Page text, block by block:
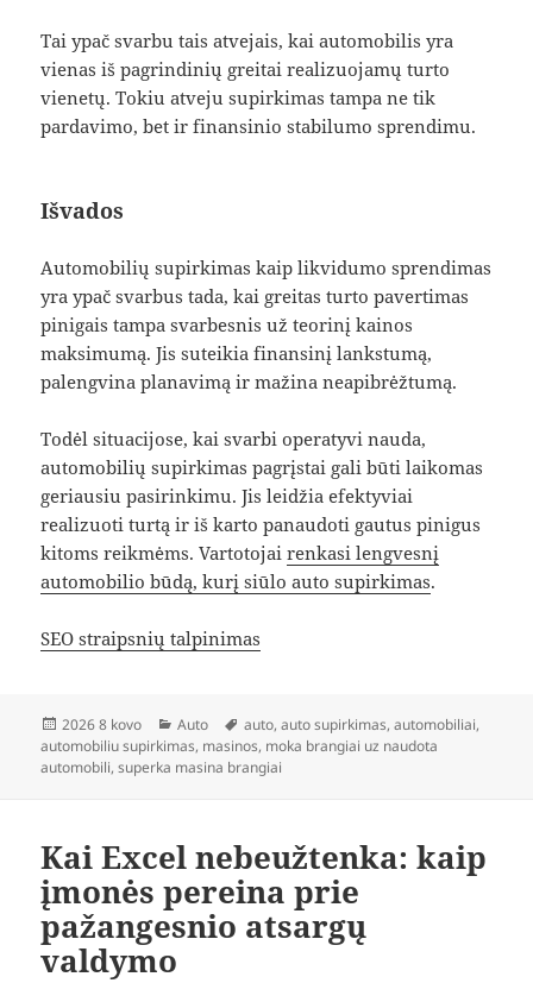
Tai ypač svarbu tais atvejais, kai automobilis yra
vienas iš pagrindinių greitai realizuojamų turto
vienetų. Tokiu atveju supirkimas tampa ne tik
pardavimo, bet ir finansinio stabilumo sprendimu.
Išvados
Automobilių supirkimas kaip likvidumo sprendimas
yra ypač svarbus tada, kai greitas turto pavertimas
pinigais tampa svarbesnis už teorinį kainos
maksimumą. Jis suteikia finansinį lankstumą,
palengvina planavimą ir mažina neapibrėžtumą.
Todėl situacijose, kai svarbi operatyvi nauda,
automobilių supirkimas pagrįstai gali būti laikomas
geriausiu pasirinkimu. Jis leidžia efektyviai
realizuoti turtą ir iš karto panaudoti gautus pinigus
kitoms reikmėms. Vartotojairenkasi lengvesnį
automobilio būdą, kurį siūlo auto supirkimas.
SEO straipsnių talpinimas
Paskelbta
2026 8 kovo Kategorijos
Auto Žymos
auto,auto supirkimas,automobiliai,
automobiliu supirkimas, masinos, moka brangiai uz naudota
automobili,superka masina brangiai
Kai Excel nebeužtenka: kaip
įmonės pereina prie
pažangesnio atsargų
valdymo